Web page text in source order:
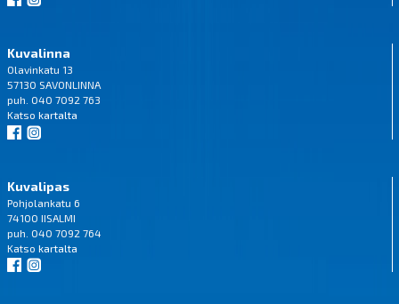
Kuvalinna
Olavinkatu 13
57130 SAVONLINNA
puh. 040 7092 763
Katso kartalta
Kuvalipas
Pohjolankatu 6
74100 IISALMI
puh. 040 7092 764
Katso kartalta